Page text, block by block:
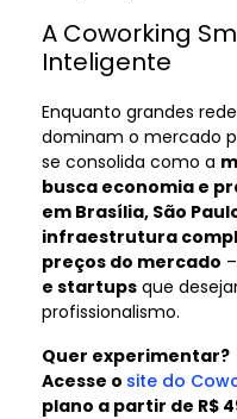
A Coworking
Inteligente
Enquanto grandes
dominam o mercado
se consolida como a
busca economia e
em Brasília, São
infraestrutura
preços do mercado
e startups que
profissionalismo.
Quer experimentar?
Acesse o site do
plano a partir de R$